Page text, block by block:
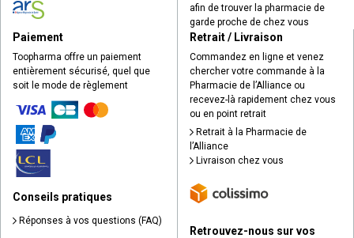
afin de trouver la pharmacie de
garde proche de chez vous
Paiement
Toopharma offre un paiement
entièrement sécurisé, quel que
soit le mode de règlement
Conseils pratiques
Réponses à vos questions (FAQ)
Retrait / Livraison
Commandez en ligne et venez
chercher votre commande à la
Pharmacie de l’Alliance ou
recevez-là rapidement chez vous
ou en point retrait
Retrait à la Pharmacie de
l’Alliance
Livraison chez vous
Retrouvez-nous sur vos